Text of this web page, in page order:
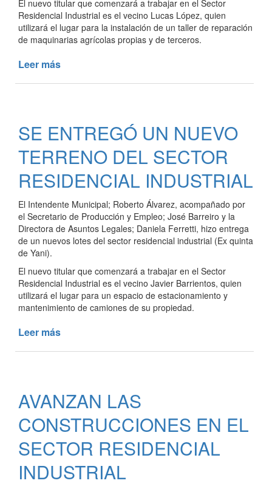
El nuevo titular que comenzará a trabajar en el Sector
Residencial Industrial es el vecino Lucas López, quien
utilizará el lugar para la instalación de un taller de reparación
de maquinarias agrícolas propias y de terceros.
Leer más
TERRENO
DEL
SECTOR
RESIDENCIAL
INDUSTRIAL
SE ENTREGÓ UN NUEVO
TERRENO DEL SECTOR
RESIDENCIAL INDUSTRIAL
El Intendente Municipal; Roberto Álvarez, acompañado por
el Secretario de Producción y Empleo; José Barreiro y la
Directora de Asuntos Legales; Daniela Ferretti, hizo entrega
de un nuevos lotes del sector residencial industrial (Ex quinta
de Yani).
El nuevo titular que comenzará a trabajar en el Sector
Residencial Industrial es el vecino Javier Barrientos, quien
utilizará el lugar para un espacio de estacionamiento y
mantenimiento de camiones de su propiedad.
Leer más
TERRENO
DEL
SECTOR
RESIDENCIAL
INDUSTRIAL
AVANZAN LAS
CONSTRUCCIONES EN EL
SECTOR RESIDENCIAL
INDUSTRIAL